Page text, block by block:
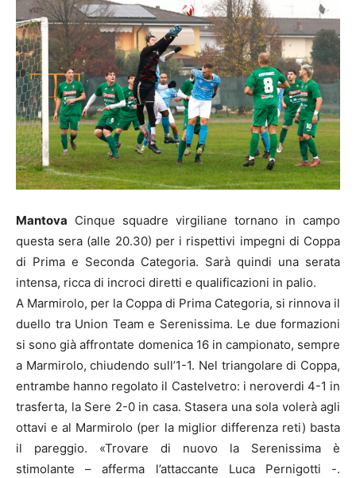
Mantova Cinque squadre virgiliane tornano in campo
questa sera (alle 20.30) per i rispettivi impegni di Coppa
di Prima e Seconda Categoria. Sarà quindi una serata
intensa, ricca di incroci diretti e qualificazioni in palio.
A Marmirolo, per la Coppa di Prima Categoria, si rinnova il
duello tra Union Team e Serenissima. Le due formazioni
si sono già affrontate domenica 16 in campionato, sempre
a Marmirolo, chiudendo sull’1-1. Nel triangolare di Coppa,
entrambe hanno regolato il Castelvetro: i neroverdi 4-1 in
trasferta, la Sere 2-0 in casa. Stasera una sola volerà agli
ottavi e al Marmirolo (per la miglior differenza reti) basta
il pareggio. «Trovare di nuovo la Serenissima è
stimolante – afferma l’attaccante Luca Pernigotti -.